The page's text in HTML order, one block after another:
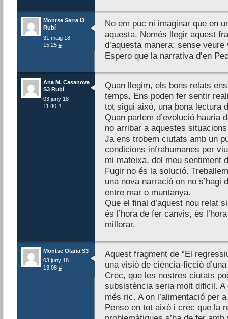
Montse Serra I3
Rubí
31 maig 18
15:25 #
No em puc ni imaginar que en
aquesta. Només llegir aquest
d’aquesta manera: sense
Espero que la narrativa d’en
Ana M. Casanova
S3 Rubí
03 juny 18
11:40 #
Quan llegim, els bons relats
temps. Ens poden fer sentir
tot sigui això, una bona lectura
Quan parlem d’evolució hauria
no arribar a aquestes
Ja ens trobem ciutats amb un
condicions infrahumanes per
mi mateixa, del meu sentiment
Fugir no és la solució.
una nova narració on no s’hagi
entre mar o muntanya.
Que el final d’aquest nou relat
és l’hora de fer canvis, és
millorar.
Montse Olaria S3
03 juny 18
13:08 #
Aquest fragment de “El
una visió de ciència-ficció
Crec, que les nostres ciutats
subsistència seria molt dificil.
més ric. A on l’alimentació per
Penso en tot això i crec que la